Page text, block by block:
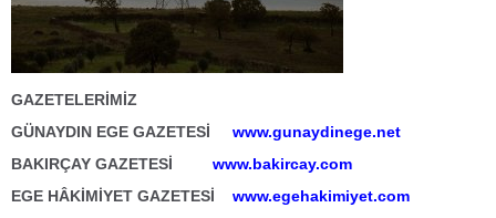
GAZETELERİMİZ
GÜNAYDIN EGE GAZETESİ
www.gunaydinege.net
BAKIRÇAY GAZETESİ www.bakircay.com
EGE HÂKİMİYET GAZETESİ
www.egehakimiyet.com